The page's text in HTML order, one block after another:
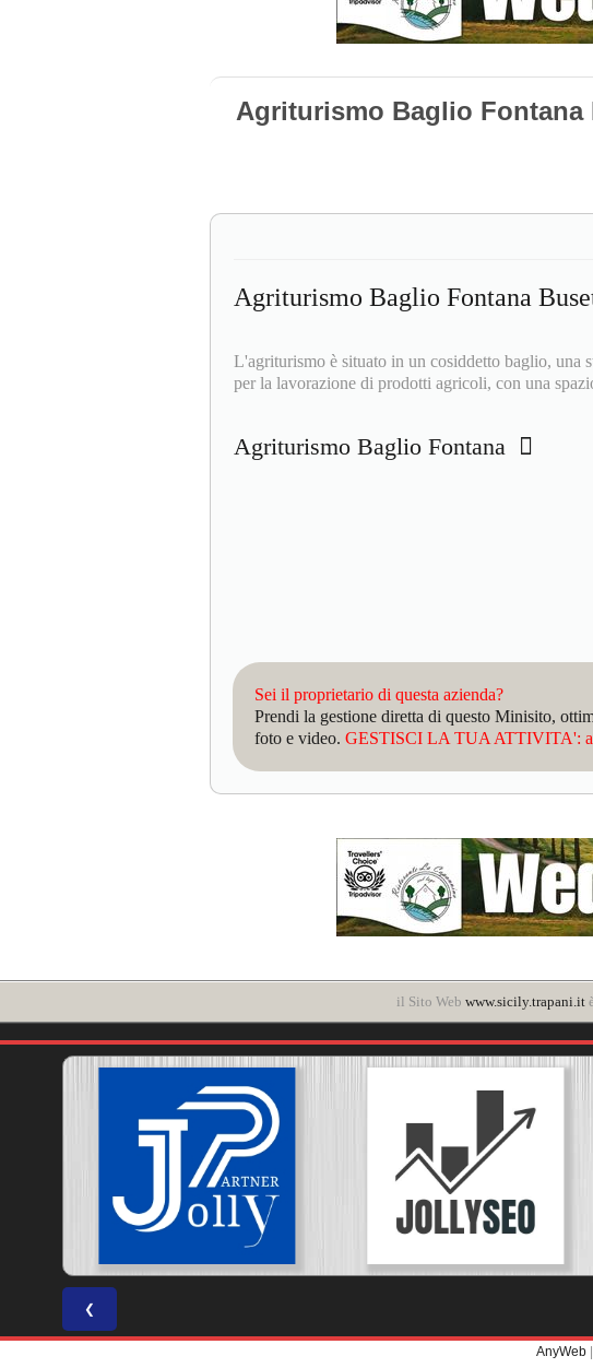
Agriturismo Baglio Fontana
Agriturismo Baglio Fontana
L'agriturismo è situato in un cosiddetto baglio, una
per la lavorazione di prodotti agricoli, con una
Agriturismo Baglio Fontana
Sei il proprietario di questa azienda?
Prendi la gestione diretta di questo Minisito,
foto e video. GESTISCI LA TUA ATTIVITA':
il Sito Web www.sicily.trapani.it
❮
AnyWeb |